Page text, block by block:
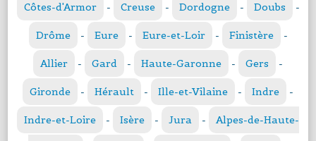
Côtes-d'Armor - Creuse - Dordogne - Doubs -
Drôme - Eure - Eure-et-Loir - Finistère -
Allier - Gard - Haute-Garonne - Gers -
Gironde - Hérault - Ille-et-Vilaine - Indre -
Indre-et-Loire - Isère - Jura - Alpes-de-Haute-